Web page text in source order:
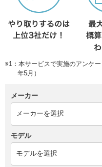
※1：本サービスで実施のアンケ
年5月）
メーカー
モデル